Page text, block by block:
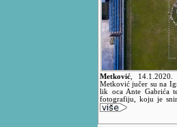
Metković
Metković jučer su na
lik oca Ante Gabrića
fotografiju, koju je